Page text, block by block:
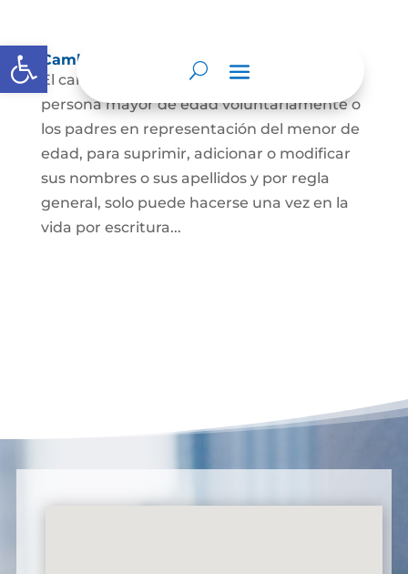
Abrir barra de herramientas
Cambio Nombre
El cambio de nombre lo podrá hacer la
persona mayor de edad voluntariamente o
los padres en representación del menor de
edad, para suprimir, adicionar o modificar
sus nombres o sus apellidos y por regla
general, solo puede hacerse una vez en la
vida por escritura...